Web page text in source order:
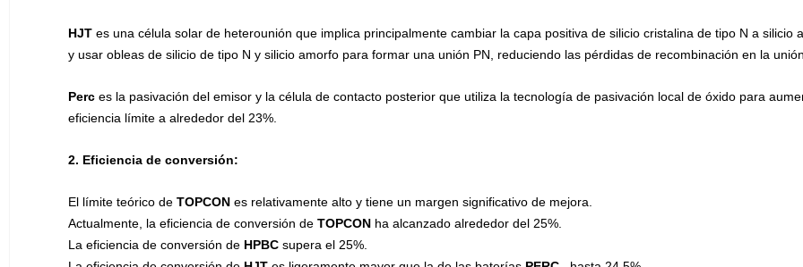
HJT es una célula solar de heterounión que implica principalmente cambiar la capa positiva de silicio cristalina de tipo N a silicio
y usar obleas de silicio de tipo N y silicio amorfo para formar una unión PN, reduciendo las pérdidas de recombinación en la
Perc es la pasivación del emisor y la célula de contacto posterior que utiliza la tecnología de pasivación local de óxido para
eficiencia límite a alrededor del 23%.
2. Eficiencia de conversión:
El límite teórico de TOPCON es relativamente alto y tiene un margen significativo de mejora.
Actualmente, la eficiencia de conversión de TOPCON ha alcanzado alrededor del 25%.
La eficiencia de conversión de HPBC supera el 25%.